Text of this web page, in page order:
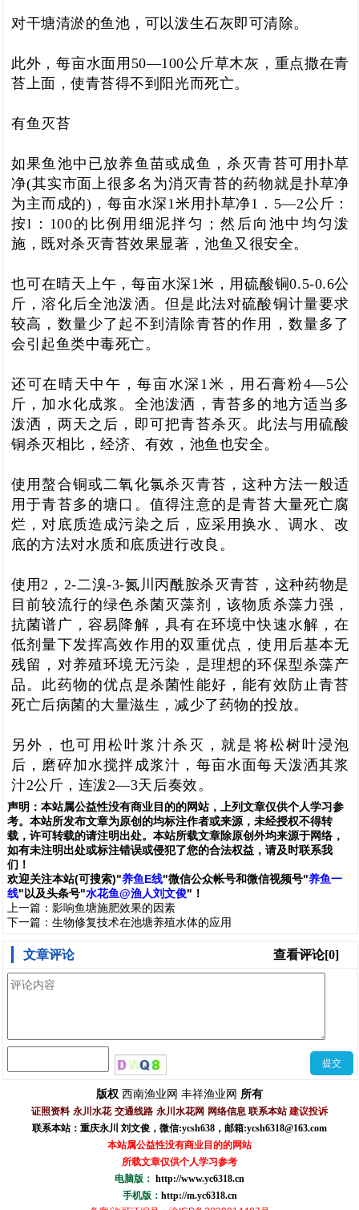
对干塘清淤的鱼池，可以泼生石灰即可清除。
此外，每亩水面用50—100公斤草木灰 ，重点撒在青
苔上面，使青苔得不到阳光而死亡。
有鱼灭苔
如果鱼池中已放养鱼苗或成鱼，杀灭青苔可用扑草
净(其实市面上很多名为消灭青苔的药物就是扑草净
为主而成的)，每亩水深1米用扑草净1．5—2公斤：
按l：100的比例用细泥拌匀；然后向池中均匀泼
施，既对杀灭青苔效果显著，池鱼又很安全。
也可在晴天上午，每亩水深1米，用硫酸铜0.5-0.6公
斤，溶化后全池泼洒。但是 此法对硫酸铜计量要求
较高，数量少了起不到清除青苔的作用，数量多了
会引起鱼类中毒死亡。
还可在晴天中午，每亩水深1米，用 石膏粉4—5公
斤，加水化成浆。全池泼洒，青苔多的地方适当多
泼洒，两天之后，即可把青苔杀灭。 此法与用硫酸
铜杀灭相比，经济、有效，池鱼也安全。
使用 螯合铜或二氧化氯杀灭青苔，这种方法一般适
用于青苔多的塘口。值得注意的是青苔大量死亡腐
烂，对底质造成污染之后，应采用换水、调水、改
底的方法对水质和底质进行改良 。
使用2，2-二溴-3-氮川丙酰胺杀灭青苔，这种药物是
目前较流行的绿色杀菌灭藻剂，该物质杀藻力强，
抗菌谱广，容易降解，具有在环境中快速水解，在
低剂量下发挥高效作用的双重优点，使用后基本无
残留，对养殖环境无污染，是理想的环保型杀藻产
品。 此药物的优点是杀菌性能好，能有效防止青苔
死亡后病菌的大量滋生，减少了药物的投放。
另外，也可用松叶浆汁杀灭，就是将松树叶浸泡
后，磨碎加水搅拌成浆汁，每亩水面每天泼洒其浆
汁2公斤，连泼2—3天后奏效。
声明： 本站属公益性没有商业目的的网站，上列文章仅供个人学习参
考。本站所发布文章为原创的均标注作者或来源，未经授权不得转
载，许可转载的请注明出处。本站所载文章除原创外均来源于网络，
如有未注明出处或标注错误或侵犯了您的合法权益，请及时联系我
们 ！
欢迎关注本站(可搜索)"养鱼E线"微信公众帐号和微信视频号"养鱼一
线" 以及头条号"水花鱼@渔人刘文俊"！
上一篇： 影响鱼塘施肥效果的因素
下一篇： 生物修复技术在池塘养殖水体的应用
查看评论[0]
文章评论
版权 西南渔业网 丰祥渔业网 所有
证照资料 永川水花 交通线路 永川水花网 网络信息 联系本站 建议投诉
联系本站：重庆永川 刘文俊， 微信:ycsh638 ， 邮箱:ycsh6318@163.com
本站属公益性没有商业目的的网站
所载文章仅供个人学习参考
电脑版： http://www.yc6318.cn
手机版： http://m.yc6318.cn